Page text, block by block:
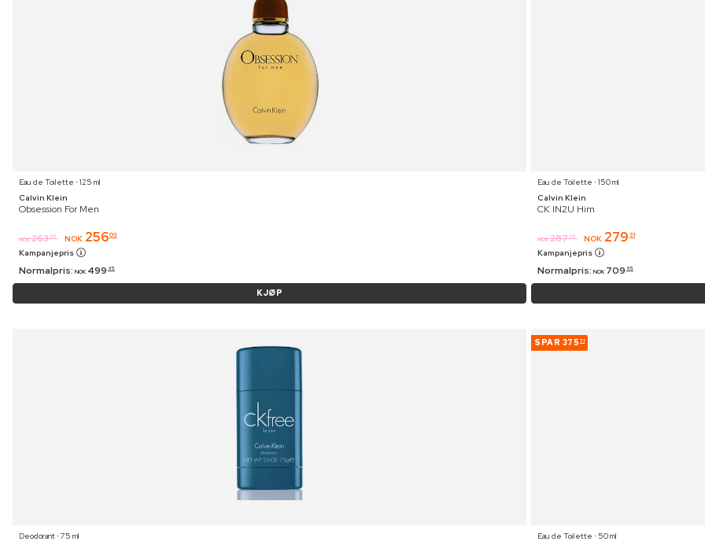
Eau de Toilette ⋅ 125 ml
Calvin Klein
Obsession For Men
NOK 263 95 NOK 25603
Kampanjepris
Normalpris: NOK 499 95
KJØP
Eau de Toilette ⋅ 150 ml
Calvin Klein
CK IN2U Him
NOK 287 95 NOK 279 31
Kampanjepris
Normalpris: NOK 709 95
Deodorant ⋅ 75 ml
SPAR 375 71
Eau de Toilette ⋅ 50 ml